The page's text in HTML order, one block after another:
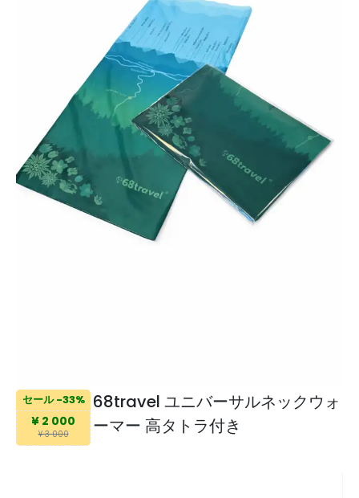
セール -33%
¥ 2 000
¥ 3 000
68travel ユニバーサルネックウォ
ーマー 高タトラ付き